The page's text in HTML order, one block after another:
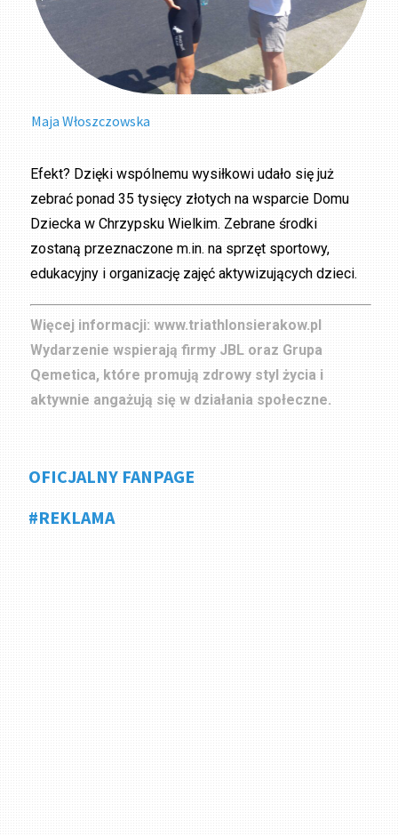
Maja Włoszczowska
Efekt? Dzięki wspólnemu wysiłkowi udało się już
zebrać ponad 35 tysięcy złotych na wsparcie Domu
Dziecka w Chrzypsku Wielkim. Zebrane środki
zostaną przeznaczone m.in. na sprzęt sportowy,
edukacyjny i organizację zajęć aktywizujących dzieci.
Więcej informacji: www.triathlonsierakow.pl
Wydarzenie wspierają firmy JBL oraz Grupa
Qemetica, które promują zdrowy styl życia i
aktywnie angażują się w działania społeczne.
OFICJALNY FANPAGE
#REKLAMA